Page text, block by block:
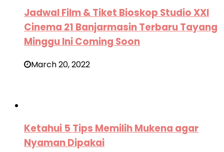
Jadwal Film & Tiket Bioskop Studio XXI
Cinema 21 Banjarmasin Terbaru Tayang
Minggu Ini Coming Soon
March 20, 2022
Ketahui 5 Tips Memilih Mukena agar
Nyaman Dipakai